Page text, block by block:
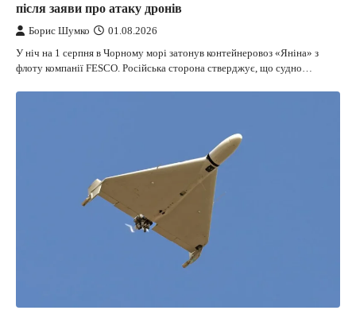
після заяви про атаку дронів
Борис Шумко 01.08.2026
У ніч на 1 серпня в Чорному морі затонув контейнеровоз «Яніна» з
флоту компанії FESCO. Російська сторона стверджує, що судно…